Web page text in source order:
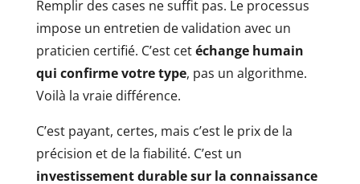
Remplir des cases ne suffit pas. Le processus
impose un entretien de validation avec un
praticien certifié. C’est cetéchange humain
qui confirme votre type, pas un algorithme.
Voilà la vraie différence.
C’est payant, certes, mais c’est le prix de la
précision et de la fiabilité. C’est un
investissement durable sur la connaissance